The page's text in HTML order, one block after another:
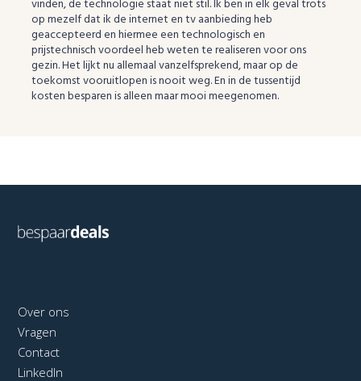
vinden, de technologie staat niet stil. Ik ben in elk geval trots
op mezelf dat ik de internet en tv aanbieding heb
geaccepteerd en hiermee een technologisch en
prijstechnisch voordeel heb weten te realiseren voor ons
gezin. Het lijkt nu allemaal vanzelfsprekend, maar op de
toekomst vooruitlopen is nooit weg. En in de tussentijd
kosten besparen is alleen maar mooi meegenomen.
Over ons
Vragen
Contact
LinkedIn